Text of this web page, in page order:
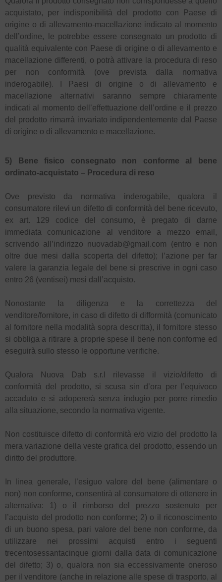
acquistato, per indisponibilità del prodotto con Paese di
origine o di allevamento-macellazione indicato al momento
dell’ordine, le potrebbe essere consegnato un prodotto di
qualità equivalente con Paese di origine o di allevamento e
macellazione differenti, o potrà attivare la procedura di reso
per non conformità (ove prevista dalla normativa
inderogabile). I Paesi di origine o di allevamento e
macellazione alternativi saranno sempre chiaramente
indicati al momento dell’effettuazione dell’ordine e il prezzo
del prodotto rimarrà invariato indipendentemente dal Paese
di origine o di allevamento e macellazione.
5) Bene fisico consegnato non conforme al bene
ordinato-acquistato – Procedura di reso
Ove previsto da normativa inderogabile, qualora il
consumatore rilevi un difetto di conformità del bene ricevuto,
ex art. 129 codice del consumo, è pregato di darne
immediata comunicazione al venditore a mezzo email,
scrivendo all’indirizzo nuovadab@gmail.com (entro e non
oltre due mesi dalla scoperta del difetto); l’azione per far
valere la garanzia legale del bene si prescrive in ogni caso
entro 26 (ventisei) mesi dall’acquisto.
Nonostante la diligenza e la correttezza del
venditore/fornitore, in caso di difetto di difformità (comunicato
al fornitore nella modalità sopra descritta), il fornitore stesso
si obbliga a ritirare a proprie spese il bene non conforme ed
eseguirà sullo stesso le opportune verifiche.
Qualora Nuova Dab s.r.l rilevasse il vizio/difetto di
conformità del prodotto, si scusa sin d’ora per l’equivoco
accaduto e si adopererà senza indugio per porre rimedio
alla situazione, secondo la normativa vigente.
Non costituisce difetto di conformità e/o vizio del prodotto la
mera variazione della veste grafica del prodotto, essendo un
diritto del produttore.
In linea generale, l’esiguo valore del bene (alimentare o
non) non conforme, consentirà al consumatore di ottenere in
alternativa: 1) o il rimborso del prezzo sostenuto per
l’acquisto del prodotto non conforme; 2) o il riconoscimento
di un buono spesa, pari valore del bene non conforme, da
utilizzare nei prossimi acquisti entro i seguenti
trecentosessantacinque giorni dalla data di comunicazione
del difetto; 3) o, qualora non sia eccessivamente oneroso
per il venditore (anche in relazione alle spese di trasporto, al